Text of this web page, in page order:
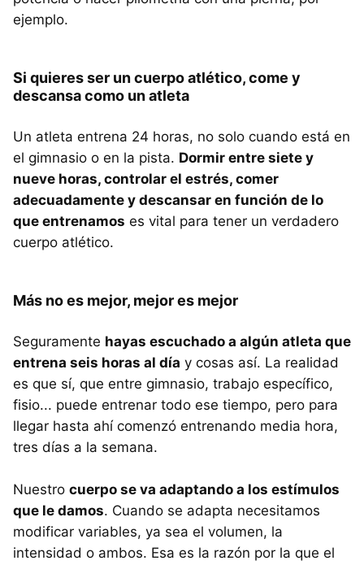
ejemplo.
Si quieres ser un cuerpo atlético, come y
descansa como un atleta
Un atleta entrena 24 horas, no solo cuando está en
el gimnasio o en la pista. Dormir entre siete y
nueve horas, controlar el estrés, comer
adecuadamente y descansar en función de lo
que entrenamos es vital para tener un verdadero
cuerpo atlético.
Más no es mejor, mejor es mejor
Seguramente hayas escuchado a algún atleta que
entrena seis horas al día y cosas así. La realidad
es que sí, que entre gimnasio, trabajo específico,
fisio... puede entrenar todo ese tiempo, pero para
llegar hasta ahí comenzó entrenando media hora,
tres días a la semana.
Nuestro cuerpo se va adaptando a los estímulos
que le damos. Cuando se adapta necesitamos
modificar variables, ya sea el volumen, la
intensidad o ambos. Esa es la razón por la que el